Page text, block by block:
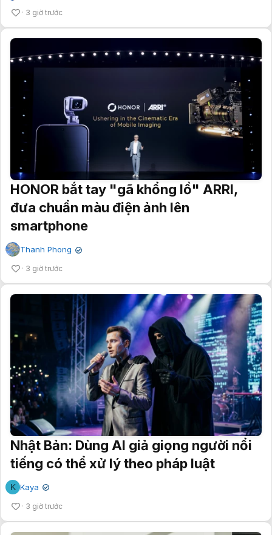
3 giờ trước
HONOR bắt tay "gã khổng lồ" ARRI,
đưa chuẩn màu điện ảnh lên
smartphone
Thanh Phong ✔
3 giờ trước
Nhật Bản: Dùng AI giả giọng người nổi
tiếng có thể xử lý theo pháp luật
K Kaya ✔
3 giờ trước